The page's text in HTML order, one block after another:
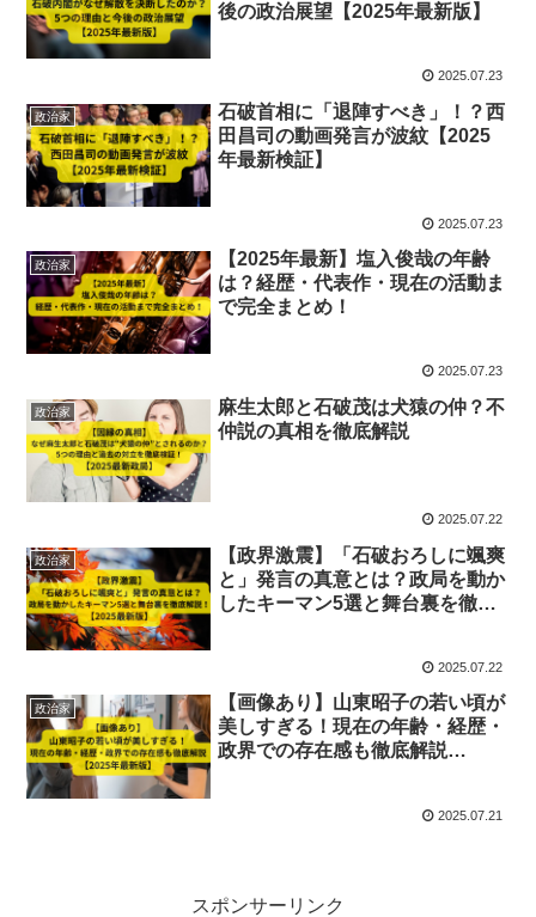
後の政治展望【2025年最新版】
2025.07.23
政治家
石破首相に「退陣すべき」！？西
田昌司の動画発言が波紋【2025
年最新検証】
2025.07.23
政治家
【2025年最新】塩入俊哉の年齢
は？経歴・代表作・現在の活動ま
で完全まとめ！
2025.07.23
政治家
麻生太郎と石破茂は犬猿の仲？不
仲説の真相を徹底解説
2025.07.22
政治家
【政界激震】「石破おろしに颯爽
と」発言の真意とは？政局を動か
したキーマン5選と舞台裏を徹底
2025.07.22
政治家
【画像あり】山東昭子の若い頃が
美しすぎる！現在の年齢・経歴・
政界での存在感も徹底解説
2025.07.21
スポンサーリンク